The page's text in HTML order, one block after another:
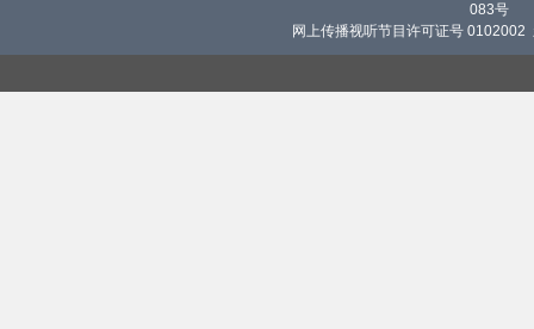
083号
网上传播视听节目许可证号